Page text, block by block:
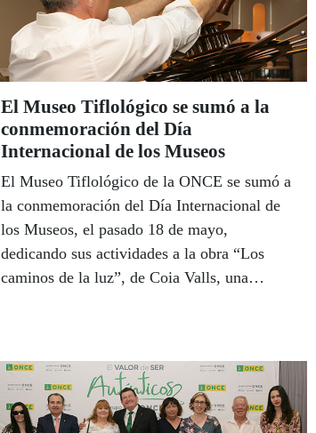
El Museo Tiflológico se sumó a la
conmemoración del Día
Internacional de los Museos
El Museo Tiflológico de la ONCE se sumó a
la conmemoración del Día Internacional de
los Museos, el pasado 18 de mayo,
dedicando sus actividades a la obra “Los
caminos de la luz”, de Coia Valls, una